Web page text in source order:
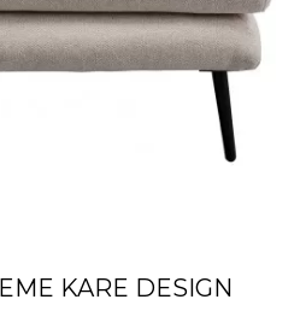
KARE DESIGN